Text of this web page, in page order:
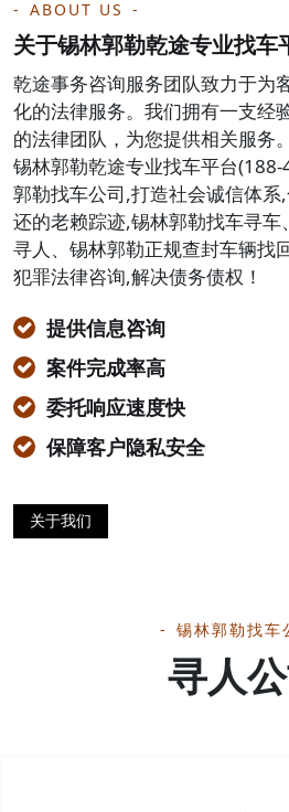
ABOUT US
关于锡林郭勒乾途专业找车
乾途事务咨询服务团队致力于为
化的法律服务。我们拥有一支经
的法律团队，为您提供相关服务。
锡林郭勒乾途专业找车平台
郭勒找车公司,打造社会诚信体
还的老赖踪迹,锡林郭勒找车寻
寻人、锡林郭勒正规查封车辆找
犯罪法律咨询,解决债务债权！
提供信息咨询
案件完成率高
委托响应速度快
保障客户隐私安全
关于我们
锡林郭勒找车
寻人